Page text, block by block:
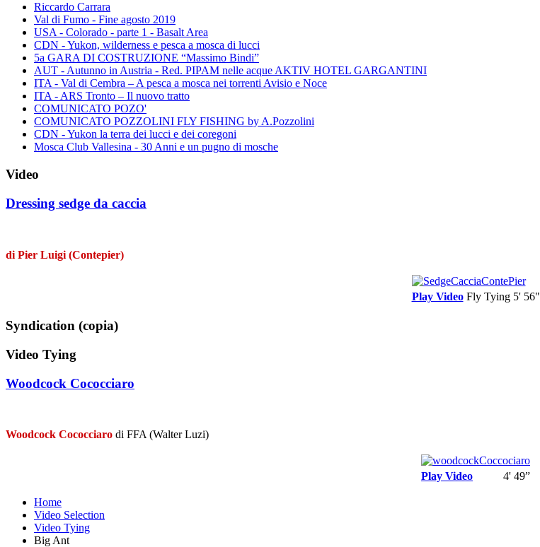
Riccardo Carrara
Val di Fumo - Fine agosto 2019
USA - Colorado - parte 1 - Basalt Area
CDN - Yukon, wilderness e pesca a mosca di lucci
5a GARA DI COSTRUZIONE “Massimo Bindi”
AUT - Autunno in Austria - Red. PIPAM nelle acque AKTIV HOTEL GARGANTINI
ITA - Val di Cembra – A pesca a mosca nei torrenti Avisio e Noce
ITA - ARS Tronto – Il nuovo tratto
COMUNICATO POZO'
COMUNICATO POZZOLINI FLY FISHING by A.Pozzolini
CDN - Yukon la terra dei lucci e dei coregoni
Mosca Club Vallesina - 30 Anni e un pugno di mosche
Video
Dressing sedge da caccia
di Pier Luigi (Contepier)
Play Video Fly Tying 5' 56"
Syndication (copia)
Video Tying
Woodcock Cococciaro
Woodcock Cococciaro di FFA (Walter Luzi)
Play Video 4' 49”
Home
Video Selection
Video Tying
Big Ant